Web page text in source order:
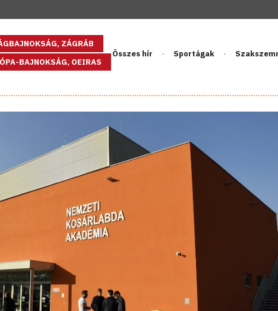
ZÁGRÁB
BAJNOKSÁG, OEIRAS
Összes hír Sportágak